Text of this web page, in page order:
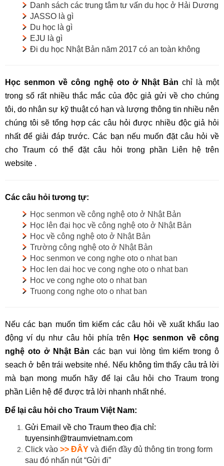
Danh sách các trung tâm tư vấn du học ở Hải Dương
JASSO là gì
Du học là gì
EJU là gì
Đi du học Nhật Bản năm 2017 có an toàn không
Học senmon về công nghệ oto ở Nhật Bản chỉ là một
trong số rất nhiều thắc mắc của độc giả gửi về cho chúng
tôi, do nhân sự kỹ thuật có hạn và lượng thông tin nhiều nên
chúng tôi sẽ tổng hợp các câu hỏi được nhiều độc giả hỏi
nhất để giải đáp trước. Các bạn nếu muốn đặt câu hỏi về
cho Traum có thể đặt câu hỏi trong phần Liên hệ trên
website .
Các câu hỏi tương tự:
Học senmon về công nghệ oto ở Nhật Bản
Học lên đại học về công nghệ oto ở Nhật Bản
Học về công nghệ oto ở Nhật Bản
Trường công nghệ oto ở Nhật Bản
Hoc senmon ve cong nghe oto o nhat ban
Hoc len dai hoc ve cong nghe oto o nhat ban
Hoc ve cong nghe oto o nhat ban
Truong cong nghe oto o nhat ban
Nếu các bạn muốn tìm kiếm các câu hỏi về xuất khẩu lao
động ví dụ như câu hỏi phía trên
Học senmon về công
nghệ oto ở Nhật Bảncác bạn vui lòng tìm kiếm trong ô
seach ở bên trái website nhé. Nếu không tìm thấy câu trả lời
mà bạn mong muốn hãy để lại câu hỏi cho Traum trong
phần Liên hệ để được trả lời nhanh nhất nhé.
Để lại câu hỏi cho Traum Việt Nam:
Gửi Email về cho Traum theo địa chỉ:
tuyensinh@traumvietnam.com
Click vào >> ĐÂY và điển đầy đủ thông tin trong form
sau đó nhấn nút “Gửi đi”